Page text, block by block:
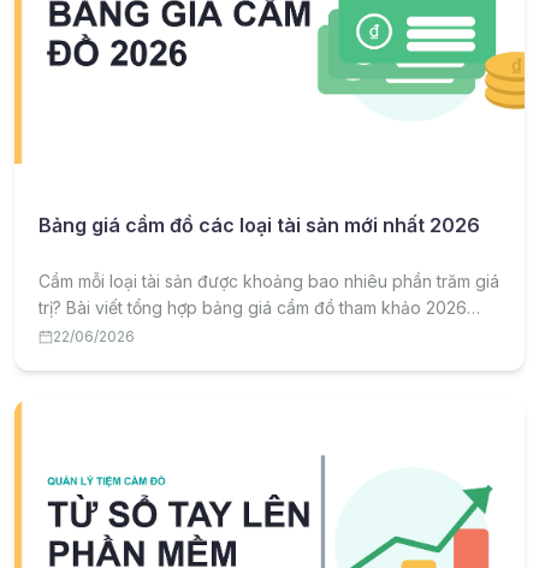
Bảng giá cầm đồ các loại tài sản mới nhất 2026
Cầm mỗi loại tài sản được khoảng bao nhiêu phần trăm giá
trị? Bài viết tổng hợp bảng giá cầm đồ tham khảo 2026
theo từng loại tài sản và lưu ý để cầm được giá tốt.
22/06/2026